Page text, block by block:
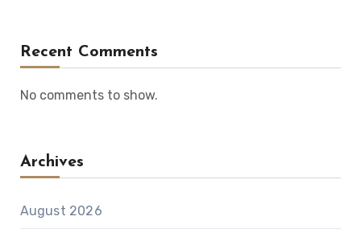
Recent Comments
No comments to show.
Archives
August 2026